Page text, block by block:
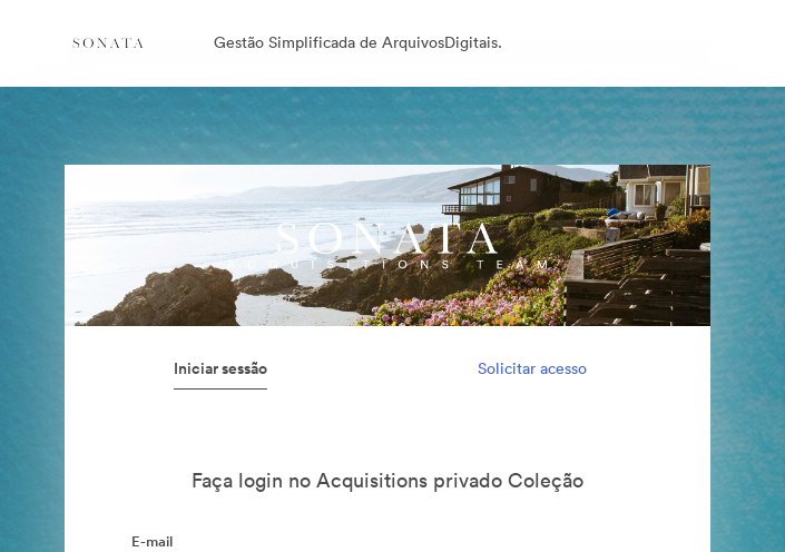
Gestão Simplificada de ArquivosDigitais.
Iniciar sessão Solicitar acesso
Faça login no Acquisitions privado Coleção
E-mail